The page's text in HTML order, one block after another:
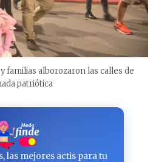
familias alborozaron las calles de
patriótica
las mejores actis para tu